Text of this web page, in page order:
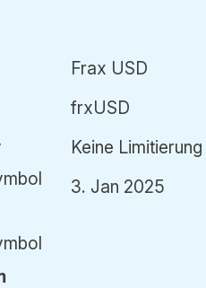
Frax USD
frxUSD
Keine Limitierung
3. Jan 2025